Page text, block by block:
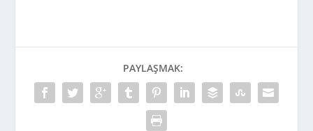
PAYLAŞMAK: